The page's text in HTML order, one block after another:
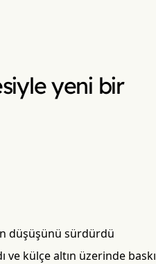
yeni bir
düşüşünü sürdürdü
ve külçe altın üzerinde baskı